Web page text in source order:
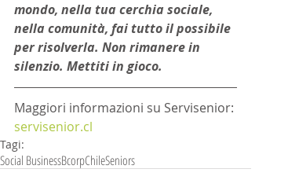
mondo, nella tua cerchia sociale,
nella comunità, fai tutto il possibile
per risolverla. Non rimanere in
silenzio. Mettiti in gioco.
Maggiori informazioni su Servisenior:
servisenior.cl
Tagi:
Social BusinessBcorpChileSeniors